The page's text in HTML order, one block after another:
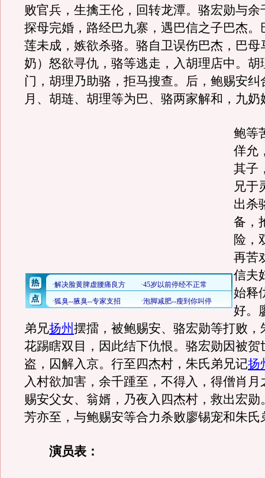
败官兵，生擒王伦，回转龙潭。骆宏勋与余
探母完婚，路经巴九寨，遇巴信之子巴杰。
莲未成，嫉欲杀骆。骆自卫误伤巴杰，巴母
奶）怒欲寻仇，骆等逃走，入胡理店中。胡
门，胡理乃助骆，拒马搜查。后，鲍赐安纠
月、胡琏、胡理等为巴、骆两家解和，九奶
鲍等
佯允
其子
兄于
出杀
备，
险，
再苦
信夫
始释
好。
弟兄扬州摆擂，被鲍赐安、骆宏勋等打败，
花踢瞎双目，因此结下仇恨。骆宏勋因被贺
盗，囚解入京。行至四杰村，朱氏弟兄记扬
入村欲加害，余千踵至，不得入，得僧肖月
赐安父女、翁婿，乃夜入四杰村，救出宏勋
芳亦至，与鲍赐安等合力杀败廖锡宠和朱氏
演员表：